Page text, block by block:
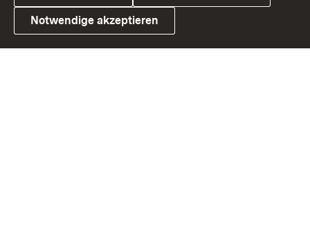
Link zum Ministerium
Notwendige akzeptieren